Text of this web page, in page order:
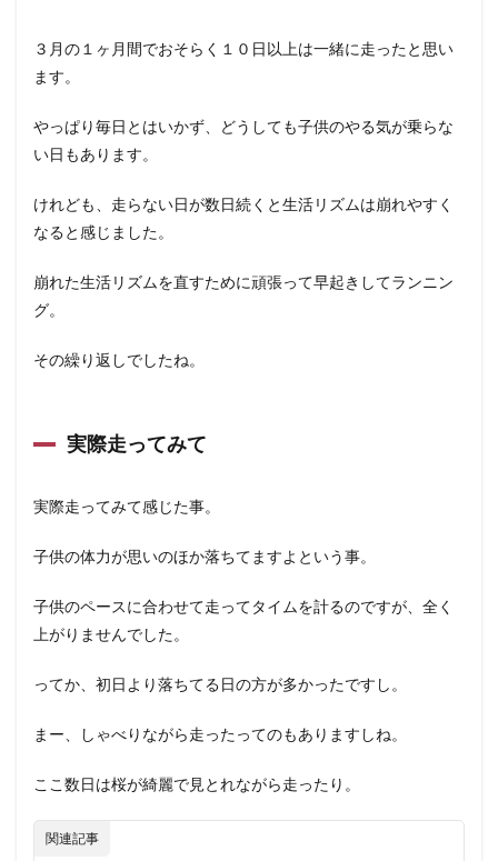
３月の１ヶ月間でおそらく１０日以上は一緒に走ったと思い
ます。
やっぱり毎日とはいかず、どうしても子供のやる気が乗らな
い日もあります。
けれども、走らない日が数日続くと生活リズムは崩れやすく
なると感じました。
崩れた生活リズムを直すために頑張って早起きしてランニン
グ。
その繰り返しでしたね。
実際走ってみて
実際走ってみて感じた事。
子供の体力が思いのほか落ちてますよという事。
子供のペースに合わせて走ってタイムを計るのですが、全く
上がりませんでした。
ってか、初日より落ちてる日の方が多かったですし。
まー、しゃべりながら走ったってのもありますしね。
ここ数日は桜が綺麗で見とれながら走ったり。
関連記事